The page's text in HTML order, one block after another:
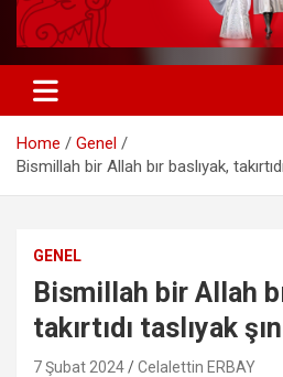
Home
Genel
Bismillah bir Allah bır baslıyak,
GENEL
Bismillah bir Allah
takırtıdı taslıyak
7 Şubat 2024 Celalettin ERBAY